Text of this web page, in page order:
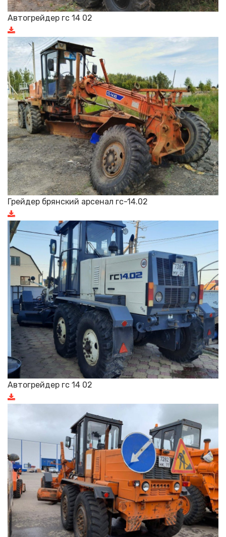
Автогрейдер гс 14 02
Грейдер брянский арсенал гс-14.02
Автогрейдер гс 14 02